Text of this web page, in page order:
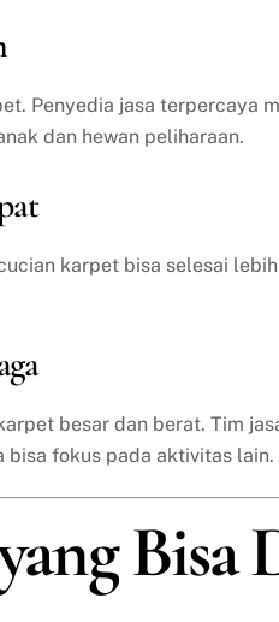
Penyedia jasa terpercaya
dan hewan peliharaan.
karpet bisa selesai
besar dan berat. Tim
bisa fokus pada aktivitas lain.
Bisa